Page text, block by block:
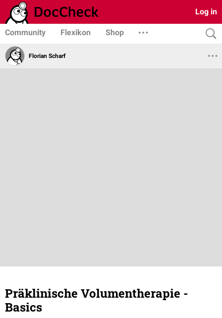
Log in
Community Flexikon Shop
Florian Scharf
Präklinische Volumentherapie -
Basics